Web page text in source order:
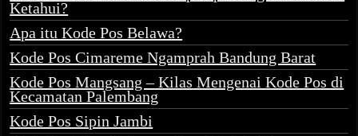
Ketahui?
Apa itu Kode Pos Belawa?
Kode Pos Cimareme Ngamprah Bandung Barat
Kode Pos Mangsang – Kilas Mengenai Kode Pos di
Kecamatan Palembang
Kode Pos Sipin Jambi